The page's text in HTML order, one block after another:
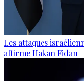
Les attaques
affirme Hakan Fidan